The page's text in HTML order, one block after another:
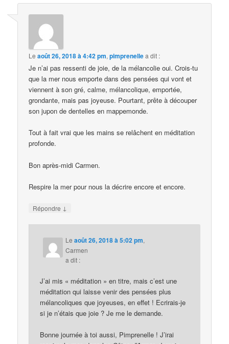
Leaoût 26, 2018 à 4:42 pm,pimprenellea dit :
Je n’ai pas ressenti de joie, de la mélancolie oui. Crois-tu
que la mer nous emporte dans des pensées qui vont et
viennent à son gré, calme, mélancolique, emportée,
grondante, mais pas joyeuse. Pourtant, prête à découper
son jupon de dentelles en mappemonde.
Tout à fait vrai que les mains se relâchent en méditation
profonde.
Bon après-midi Carmen.
Respire la mer pour nous la décrire encore et encore.
Répondre ↓
Leaoût 26, 2018 à 5:02 pm,
Carmen
a dit :
J’ai mis « méditation » en titre, mais c’est une
méditation qui laisse venir des pensées plus
mélancoliques que joyeuses, en effet ! Ecrirais-je
si je n’étais que joie ? Je me le demande.
Bonne journée à toi aussi, Pimprenelle ! J’irai